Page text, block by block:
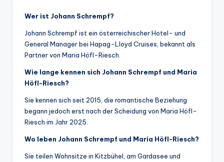
Wer ist Johann Schrempf?
Johann Schrempf ist ein österreichischer Hotel- und
General Manager bei Hapag-Lloyd Cruises, bekannt als
Partner von Maria Höfl-Riesch.
Wie lange kennen sich Johann Schrempf und Maria
Höfl-Riesch?
Sie kennen sich seit 2015, die romantische Beziehung
begann jedoch erst nach der Scheidung von Maria Höfl-
Riesch im Jahr 2025.
Wo leben Johann Schrempf und Maria Höfl-Riesch?
Sie teilen Wohnsitze in Kitzbühel, am Gardasee und